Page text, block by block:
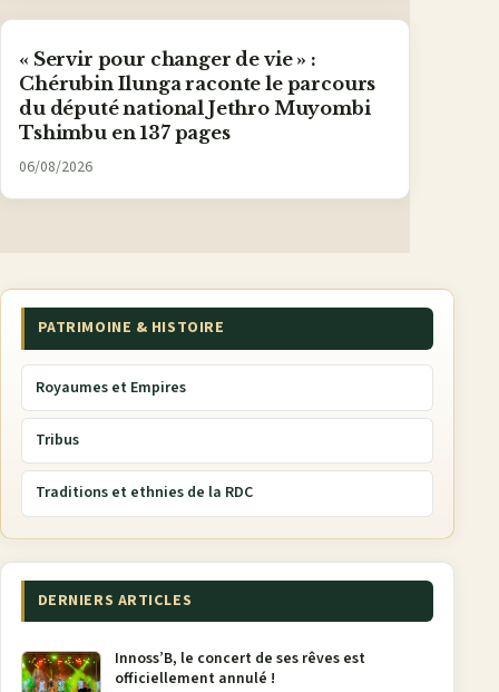
« Servir pour changer de vie » :
Chérubin Ilunga raconte le parcours
du député national Jethro Muyombi
Tshimbu en 137 pages
06/08/2026
PATRIMOINE & HISTOIRE
Royaumes et Empires
Tribus
Traditions et ethnies de la RDC
DERNIERS ARTICLES
Innoss’B, le concert de ses rêves est
officiellement annulé !